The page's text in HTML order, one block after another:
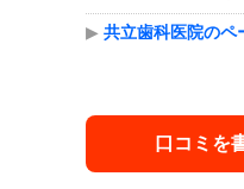
▶ 共立歯科医院のペ
口コミを